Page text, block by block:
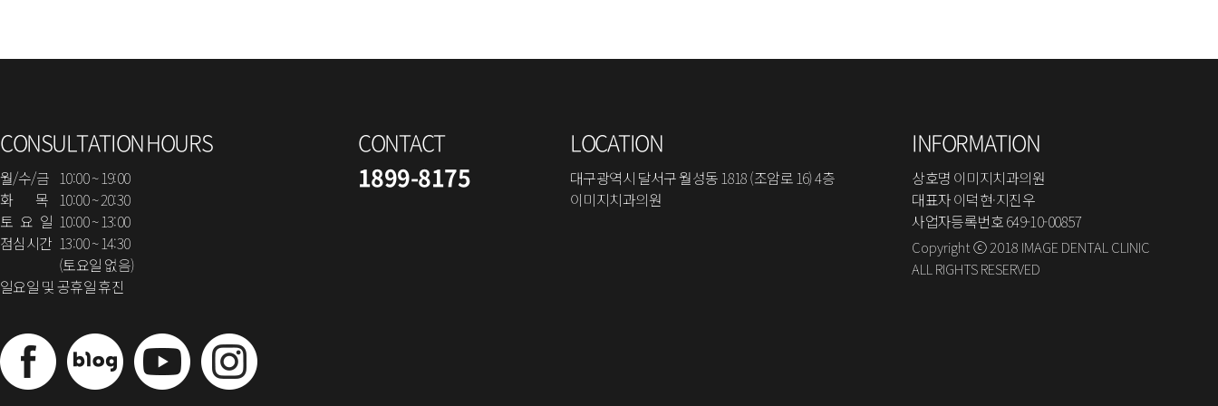
CONSULTATION HOURS
월/수/금 10:00 ~ 19:00
화 목 10:00 ~ 20:30
토 요 일 10:00 ~ 13:00
점심시간 13:00 ~ 14:30
(토요일 없음)
일요일 및 공휴일 휴진
CONTACT
1899-8175
LOCATION
대구광역시 달서구 월성동 1818 (조암로 16) 4층
이미지치과의원
INFORMATION
상호명 이미지치과의원
대표자 이덕현·지진우
사업자등록번호 649-10-00857
Copyright ⓒ 2018 IMAGE DENTAL CLINIC
ALL RIGHTS RESERVED